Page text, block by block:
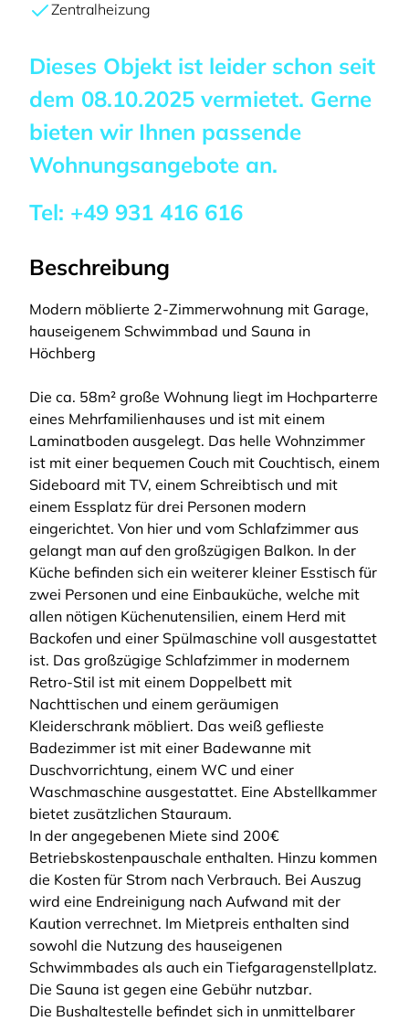
Zentralheizung
Dieses Objekt ist leider schon seit
dem 08.10.2025 vermietet. Gerne
bieten wir Ihnen passende
Wohnungsangebote an.
Tel: +49 931 416 616
Beschreibung
Modern möblierte 2-Zimmerwohnung mit Garage,
hauseigenem Schwimmbad und Sauna in
Höchberg
Die ca. 58m² große Wohnung liegt im Hochparterre
eines Mehrfamilienhauses und ist mit einem
Laminatboden ausgelegt. Das helle Wohnzimmer
ist mit einer bequemen Couch mit Couchtisch, einem
Sideboard mit TV, einem Schreibtisch und mit
einem Essplatz für drei Personen modern
eingerichtet. Von hier und vom Schlafzimmer aus
gelangt man auf den großzügigen Balkon. In der
Küche befinden sich ein weiterer kleiner Esstisch für
zwei Personen und eine Einbauküche, welche mit
allen nötigen Küchenutensilien, einem Herd mit
Backofen und einer Spülmaschine voll ausgestattet
ist. Das großzügige Schlafzimmer in modernem
Retro-Stil ist mit einem Doppelbett mit
Nachttischen und einem geräumigen
Kleiderschrank möbliert. Das weiß geflieste
Badezimmer ist mit einer Badewanne mit
Duschvorrichtung, einem WC und einer
Waschmaschine ausgestattet. Eine Abstellkammer
bietet zusätzlichen Stauraum.
In der angegebenen Miete sind 200€
Betriebskostenpauschale enthalten. Hinzu kommen
die Kosten für Strom nach Verbrauch. Bei Auszug
wird eine Endreinigung nach Aufwand mit der
Kaution verrechnet. Im Mietpreis enthalten sind
sowohl die Nutzung des hauseigenen
Schwimmbades als auch ein Tiefgaragenstellplatz.
Die Sauna ist gegen eine Gebühr nutzbar.
Die Bushaltestelle befindet sich in unmittelbarer